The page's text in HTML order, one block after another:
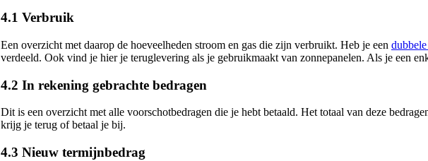
4.1 Verbruik
Een overzicht met daarop de hoeveelheden stroom en gas die zijn verbruikt. Heb je een
verdeeld. Ook vind je hier je teruglevering als je gebruikmaakt van zonnepanelen. Als je een
4.2 In rekening gebrachte bedragen
Dit is een overzicht met alle voorschotbedragen die je hebt betaald. Het totaal van deze
krijg je terug of betaal je bij.
4.3 Nieuw termijnbedrag